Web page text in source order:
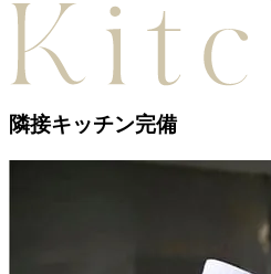
隣接キッチン完備